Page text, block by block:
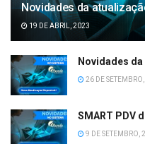
Novidades da
19 DE ABRIL, 2023
Novidades
26 DE
SMART PDV
9 DE SETEMBRO,